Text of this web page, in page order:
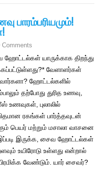
பாரம்பரியமும்!
Comments
ஹோட்டல்கள் யாருக்காக திறந்து
வேளாளர்கள்
ஹோட்டல்களில்
தற்போது துரித உணவு,
உணவுகள், புலாலில்
ரகங்கள் பார்த்தவுடன்
பெயர் மற்றும் மசாலா வாசனை
இருக்க, சைவ ஹோட்டல்கள்
உயிரோடு உள்ளது என்றால்
வேண்டும். யார் சைவர்?